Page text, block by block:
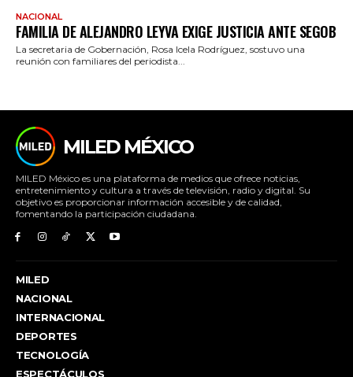
NACIONAL
FAMILIA DE ALEJANDRO LEYVA EXIGE JUSTICIA ANTE SEGOB
La secretaria de Gobernación, Rosa Icela Rodríguez, sostuvo una
reunión con familiares del periodista...
MILED MÉXICO
MILED México es una plataforma de medios que ofrece noticias,
entretenimiento y cultura a través de televisión, radio y digital. Su
objetivo es proporcionar información accesible y de calidad,
fomentando la participación ciudadana.
MILED
NACIONAL
INTERNACIONAL
DEPORTES
TECNOLOGÍA
ESPECTÁCULOS